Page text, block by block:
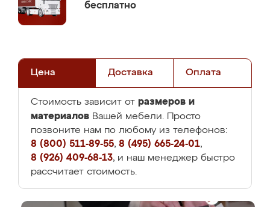
бесплатно
Цена Доставка Оплата
Стоимость зависит от размеров и
материалов Вашей мебели. Просто
позвоните нам по любому из телефонов:
8 (800) 511-89-55, 8 (495) 665-24-01,
8 (926) 409-68-13, и наш менеджер быстро
рассчитает стоимость.